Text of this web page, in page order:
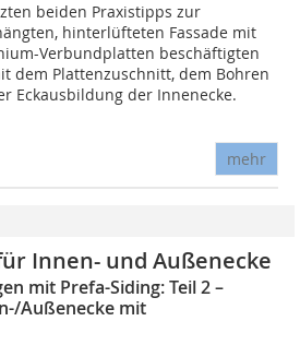
beiden Praxistipps zur
hinterlüfteten Fassade mit
Verbundplatten beschäftigten
dem Plattenzuschnitt, dem Bohren
Eckausbildung der Innenecke.
mehr
Innen- und Außenecke
mit Prefa-Siding: Teil 2 –
Außenecke mit